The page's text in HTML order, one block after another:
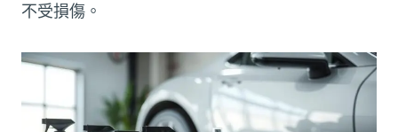
不受損傷。